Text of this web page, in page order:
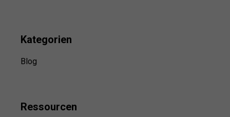
Kategorien
Blog
Ressourcen